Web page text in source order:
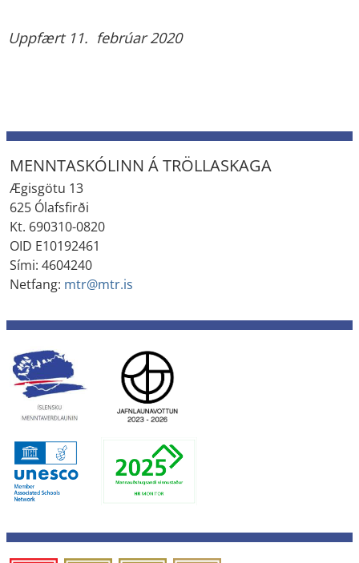
Uppfært 11. febrúar 2020
MENNTASKÓLINN Á TRÖLLASKAGA
Ægisgötu 13
625 Ólafsfirði
Kt. 690310-0820
OID E10192461
Sími: 4604240
Netfang: mtr@mtr.is